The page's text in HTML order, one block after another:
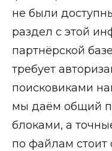
не были
раздел с этой
партнёрской
требует
поисковиками
мы даём общий
блоками, а
по файлам стоит